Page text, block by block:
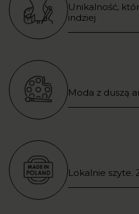
Unikalność,
indziej
Moda z duszą
Lokalnie szyte.